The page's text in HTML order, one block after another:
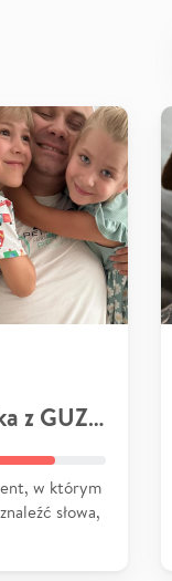
Szymaniak Adrian walka z GUZEM
w którym
słowa,